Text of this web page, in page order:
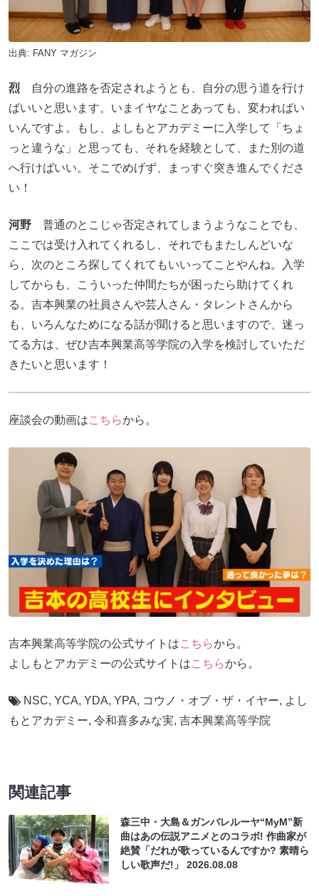
出典: FANY マガジン
烈 自分の進路を否定されようとも、自分の思う道を行け
ばいいと思います。いまイヤなことあっても、変わればい
いんですよ。もし、よしもとアカデミーに入学して「ちょ
っと違うな」と思っても、それを経験として、また別の道
へ行けばいい。そこでめげず、まっすぐ突き進んでくださ
い！
河野 普通のとこじゃ否定されてしまうようなことでも、
ここでは受け入れてくれるし、それでもまたしんどいな
ら、次のところ探してくれてもいいってことやんね。入学
してからも、こういった仲間たちが困ったら助けてくれ
る。吉本興業の社員さんや芸人さん・タレントさんから
も、いろんなためになる話が聞けると思いますので、迷っ
てる方は、ぜひ吉本興業高等学院の入学を検討していただ
きたいと思います！
座談会の動画はこちらから。
吉本興業高等学院の公式サイトはこちらから。
よしもとアカデミーの公式サイトはこちらから。
NSC, YCA, YDA, YPA, コウノ・オブ・ザ・イヤー, よし
もとアカデミー, 令和喜多みな実, 吉本興業高等学院
関連記事
森三中・大島＆ガンバレルーヤ“MyM”新
曲はあの伝説アニメとのコラボ! 作曲家が
絶賛「だれが歌っているんですか? 素晴ら
しい歌声だ!」2026.08.08